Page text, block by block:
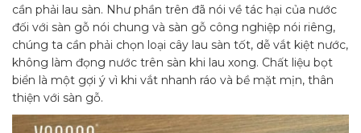
cần phải lau sàn. Như phần trên đã nói về tác hại của nước
đối với sàn gỗ nói chung và sàn gỗ công nghiệp nói riêng,
chúng ta cần phải chọn loại cây lau sàn tốt, dễ vắt kiệt nước,
không làm đọng nước trên sàn khi lau xong. Chất liệu bọt
biển là một gợi ý vì khi vắt nhanh ráo và bề mặt mịn, thân
thiện với sàn gỗ.